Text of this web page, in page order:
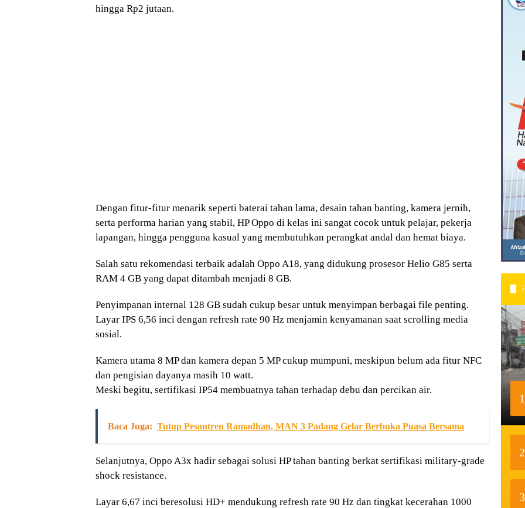
hingga Rp2 jutaan.
Dengan fitur-fitur menarik seperti baterai tahan lama, desain tahan banting, kamera jernih,
serta performa harian yang stabil, HP Oppo di kelas ini sangat cocok untuk pelajar, pekerja
lapangan, hingga pengguna kasual yang membutuhkan perangkat andal dan hemat biaya.
Salah satu rekomendasi terbaik adalah Oppo A18, yang didukung prosesor Helio G85 serta
RAM 4 GB yang dapat ditambah menjadi 8 GB.
Penyimpanan internal 128 GB sudah cukup besar untuk menyimpan berbagai file penting.
Layar IPS 6,56 inci dengan refresh rate 90 Hz menjamin kenyamanan saat scrolling media
sosial.
Kamera utama 8 MP dan kamera depan 5 MP cukup mumpuni, meskipun belum ada fitur NFC
dan pengisian dayanya masih 10 watt.
Meski begitu, sertifikasi IP54 membuatnya tahan terhadap debu dan percikan air.
Baca Juga: Tutup Pesantren Ramadhan, MAN 3 Padang Gelar Berbuka Puasa Bersama
Selanjutnya, Oppo A3x hadir sebagai solusi HP tahan banting berkat sertifikasi military-grade
shock resistance.
Layar 6,67 inci beresolusi HD+ mendukung refresh rate 90 Hz dan tingkat kecerahan 1000
1
2
3